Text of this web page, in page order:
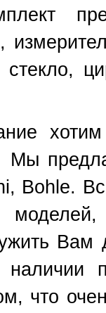
стекло,
Мы
Bohle.
Вам
что